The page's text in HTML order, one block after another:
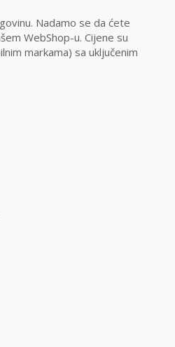
Nadamo se da ćete
WebShop-u. Cijene su
markama) sa uključenim